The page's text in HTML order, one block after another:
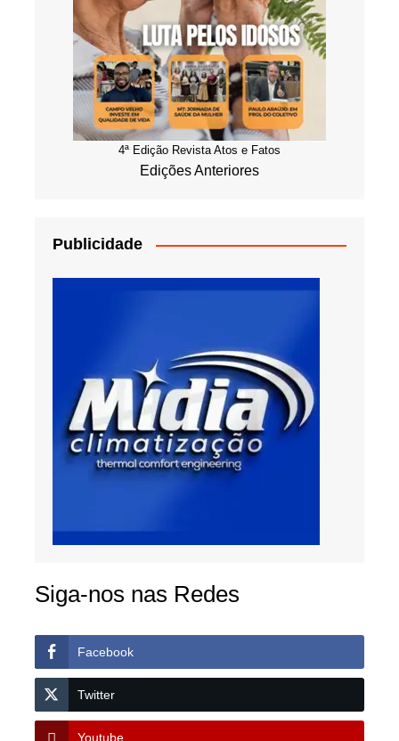
4ª Edição Revista Atos e Fatos
Edições Anteriores
Publicidade
Siga-nos nas Redes
Facebook
Twitter
Youtube